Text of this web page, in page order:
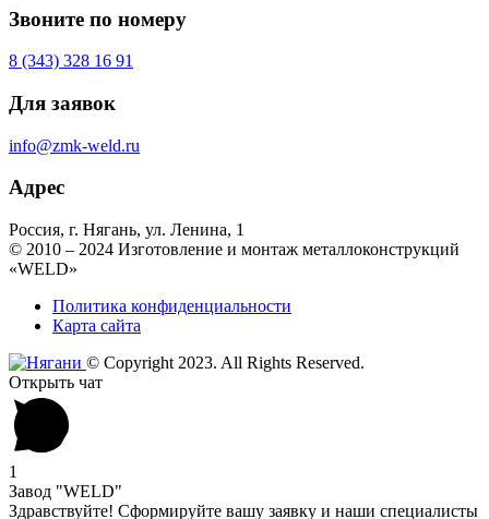
Звоните по номеру
8 (343) 328 16 91
Для заявок
info@zmk-weld.ru
Адрес
Россия, г. Нягань, ул. Ленина, 1
© 2010 – 2024 Изготовление и монтаж металлоконструкций
«WELD»
Политика конфиденциальности
Карта сайта
© Copyright 2023. All Rights Reserved.
Открыть чат
1
Завод "WELD"
Здравствуйте! Сформируйте вашу заявку и наши специалисты